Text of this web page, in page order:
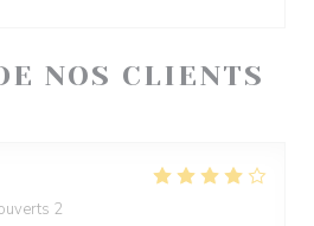
NOS CLIENTS
2